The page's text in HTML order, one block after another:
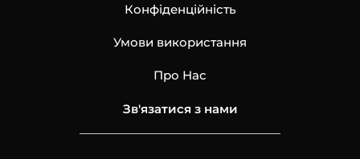
Конфіденційність
Умови використання
Про Нас
Зв'язатися з нами